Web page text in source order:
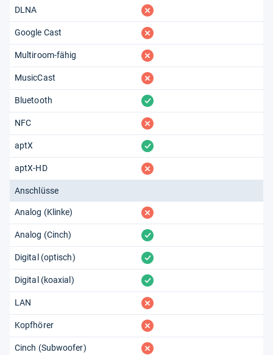
DLNA fehlt
Google Cast fehlt
Multiroom-fähig fehlt
MusicCast fehlt
Bluetooth vorhanden
NFC fehlt
aptX vorhanden
aptX-HD fehlt
Anschlüsse
Analog (Klinke) fehlt
Analog (Cinch) vorhanden
Digital (optisch) vorhanden
Digital (koaxial) vorhanden
LAN fehlt
Kopfhörer fehlt
Cinch (Subwoofer) fehlt